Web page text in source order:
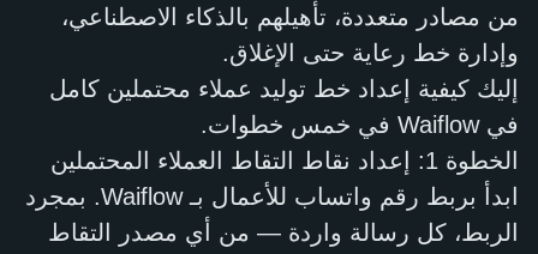
من مصادر متعددة، تأهيلهم بالذكاء الاصطناعي،
وإدارة خط رعاية حتى الإغلاق.
إليك كيفية إعداد خط توليد عملاء محتملين كامل
في Waiflow في خمس خطوات.
الخطوة 1: إعداد نقاط التقاط العملاء المحتملين
ابدأ بربط رقم واتساب للأعمال بـ Waiflow. بمجرد
الربط، كل رسالة واردة — من أي مصدر التقاط